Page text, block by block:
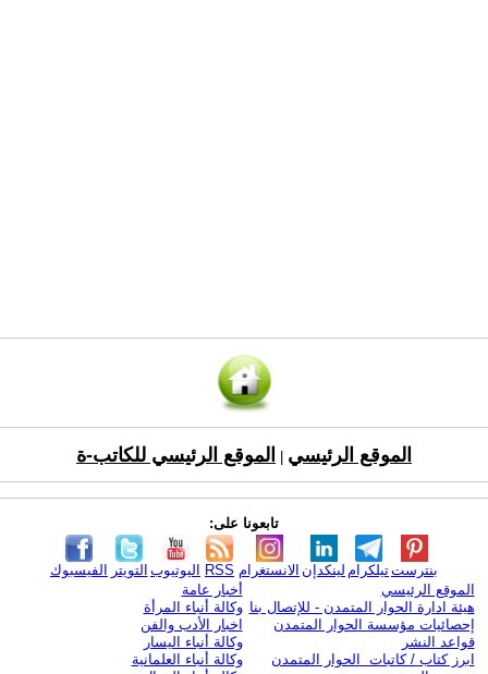
الموقع الرئيسي الموقع الرئيسي للكاتب-ة
تابعونا على:
الفيسبوك التويتر اليوتيوب RSS الانستغرام لينكدإن تيلكرامبنترست
الموقع الرئيسي
هيئة ادارة الحوار المتمدن - للإتصال بنا
إحصائيات مؤسسة الحوار المتمدن
قواعد النشر
ابرز كتاب / كاتبات الحوار المتمدن
أخبار عامة
وكالة أنباء المرأة
اخبار الأدب والفن
وكالة أنباء اليسار
وكالة أنباء العلمانية